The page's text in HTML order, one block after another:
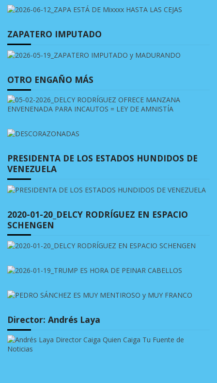
ZAPATERO IMPUTADO
OTRO ENGAÑO MÁS
PRESIDENTA DE LOS ESTADOS HUNDIDOS DE
VENEZUELA
2020-01-20_DELCY RODRÍGUEZ EN ESPACIO
SCHENGEN
Director: Andrés Laya